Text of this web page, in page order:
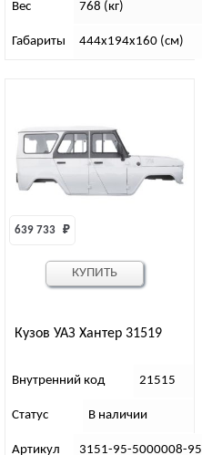
Вес 768 (кг)
Габариты 444х194х160 (см)
Кузов УАЗ Хантер 31519
639 733 ₽
Внутренний код 21515
Статус В наличии
Артикул 3151-95-5000008-95
КУПИТЬ